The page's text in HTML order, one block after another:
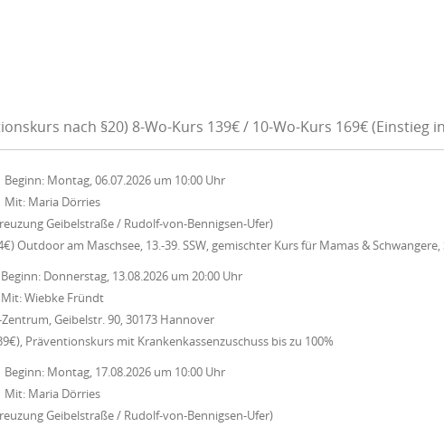
nach §20) 8-Wo-Kurs 139€ / 10-Wo-Kurs 169€ (Einstieg
Beginn: Montag, 06.07.2026 um 10:00 Uhr
Mit: Maria Dörries
Geibelstraße / Rudolf-von-Bennigsen-Ufer)
Outdoor am Maschsee, 13.-39. SSW, gemischter Kurs für Mamas &
Beginn: Donnerstag, 13.08.2026 um 20:00 Uhr
Mit:Wiebke Fründt
Geibelstr. 90, 30173 Hannover
Präventionskurs mit Krankenkassenzuschuss bis zu 100%
Beginn: Montag, 17.08.2026 um 10:00 Uhr
Mit: Maria Dörries
Geibelstraße / Rudolf-von-Bennigsen-Ufer)